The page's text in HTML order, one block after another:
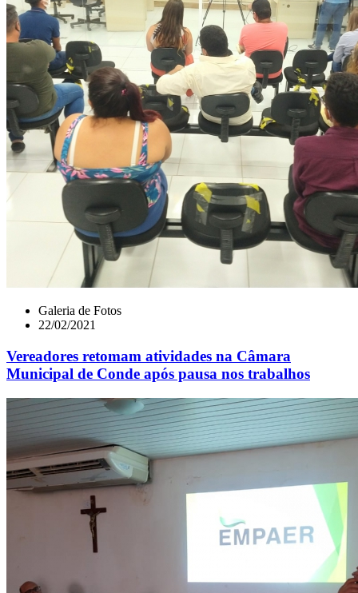
Galeria de Fotos
22/02/2021
Vereadores retomam atividades na Câmara
Municipal de Conde após pausa nos trabalhos